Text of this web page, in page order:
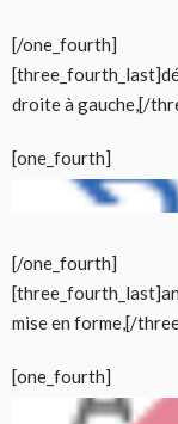
[/one_fourth]
droite à gauche,[/
[one_fourth]
[/one_fourth]
mise en forme,[/
[one_fourth]